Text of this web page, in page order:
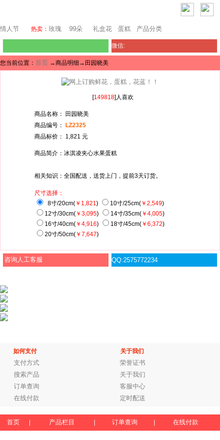
情人节 热卖： 玫瑰 99朵 礼盒花 蛋糕 产品分类
微信:
您当前位置： 首页 →商品明细→田园晓美
[149818]人喜欢
商品名称： 田园晓美
商品编号：
LZ2325
商品标价： 1,821 元
商品简介：冰淇凌夹心水果蛋糕
相关知识：全国配送，送货上门，提前3天订货。
尺寸选择：
8寸/20cm( ￥1,821) 10寸/25cm( ￥2,549)
12寸/30cm( ￥3,095) 14寸/35cm( ￥4,005)
16寸/40cm( ￥4,916) 18寸/45cm( ￥6,372)
20寸/50cm( ￥7,647)
咨询人工客服 QQ:2575772234
如何支付 关于我们
支付方式
荣誉证书
搜索产品
关于我们
订单查询
客服中心
在线付款
定时配送
首页 产品栏目 订单查询 在线付款